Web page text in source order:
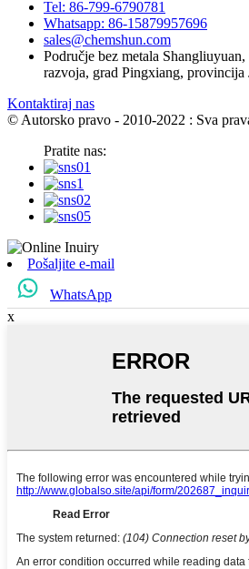
Tel: 86-799-6790781
Whatsapp: 86-15879957696
sales@chemshun.com
Područje bez metala
razvoja, grad Pingxiang,
Kontaktiraj nas
© Autorsko pravo - 2010-2022 : Sva
Pratite nas:
Pošaljite e-mail
WhatsApp
x